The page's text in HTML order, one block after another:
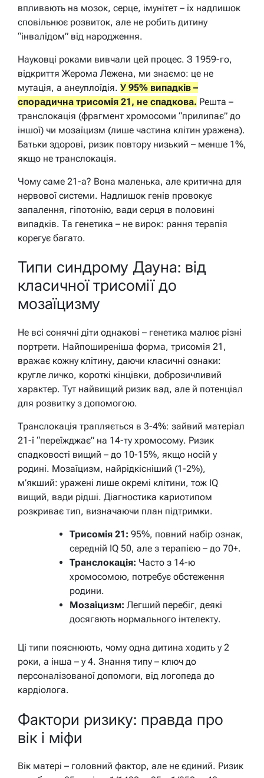
впливають на мозок, серце, імунітет – їх надлишок
сповільнює розвиток, але не робить дитину
“інвалідом” від народження.
Науковці роками вивчали цей процес. З 1959-го,
відкриття Жерома Лежена, ми знаємо: це не
мутація, а анеуплоїдія. У 95% випадків –
спорадична трисомія 21, не спадкова. Решта –
транслокація (фрагмент хромосоми “прилипає” до
іншої) чи мозаїцизм (лише частина клітин уражена).
Батьки здорові, ризик повтору низький – менше 1%,
якщо не транслокація.
Чому саме 21-а? Вона маленька, але критична для
нервової системи. Надлишок генів провокує
запалення, гіпотонію, вади серця в половині
випадків. Та генетика – не вирок: рання терапія
корегує багато.
Типи синдрому Дауна: від
класичної трисомії до
мозаїцизму
Не всі сонячні діти однакові – генетика малює різні
портрети. Найпоширеніша форма, трисомія 21,
вражає кожну клітину, даючи класичні ознаки:
кругле личко, короткі кінцівки, доброзичливий
характер. Тут найвищий ризик вад, але й потенціал
для розвитку з допомогою.
Транслокація трапляється в 3-4%: зайвий матеріал
21-ї “переїжджає” на 14-ту хромосому. Ризик
спадковості вищий – до 10-15%, якщо носій у
родині. Мозаїцизм, найрідкісніший (1-2%),
м’якший: уражені лише окремі клітини, тож IQ
вищий, вади рідші. Діагностика кариотипом
розкриває тип, визначаючи план підтримки.
Трисомія 21: 95%, повний набір ознак,
середній IQ 50, але з терапією – до 70+.
Транслокація: Часто з 14-ю
хромосомою, потребує обстеження
родини.
Мозаїцизм: Легший перебіг, деякі
досягають нормального інтелекту.
Ці типи пояснюють, чому одна дитина ходить у 2
роки, а інша – у 4. Знання типу – ключ до
персоналізованої допомоги, від логопеда до
кардіолога.
Фактори ризику: правда про
вік і міфи
Вік матері – головний фактор, але не єдиний. Ризик